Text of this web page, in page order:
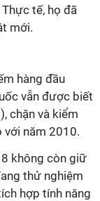
tế, họ đã
mới.
hàng đầu
vẫn được biết
chặn và kiểm
với năm 2010.
không còn giữ
thử nghiệm
hợp tính năng